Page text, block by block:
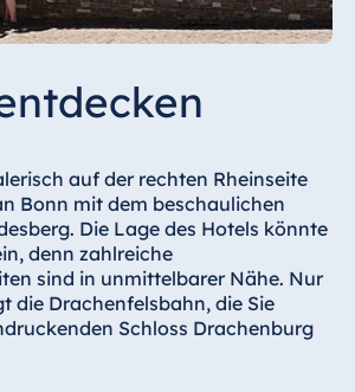
auf der rechten Rheinseite
Bonn mit dem beschaulichen
Die Lage des Hotels könnte
denn zahlreiche
sind in unmittelbarer Nähe. Nur
die Drachenfelsbahn, die Sie
Schloss Drachenburg